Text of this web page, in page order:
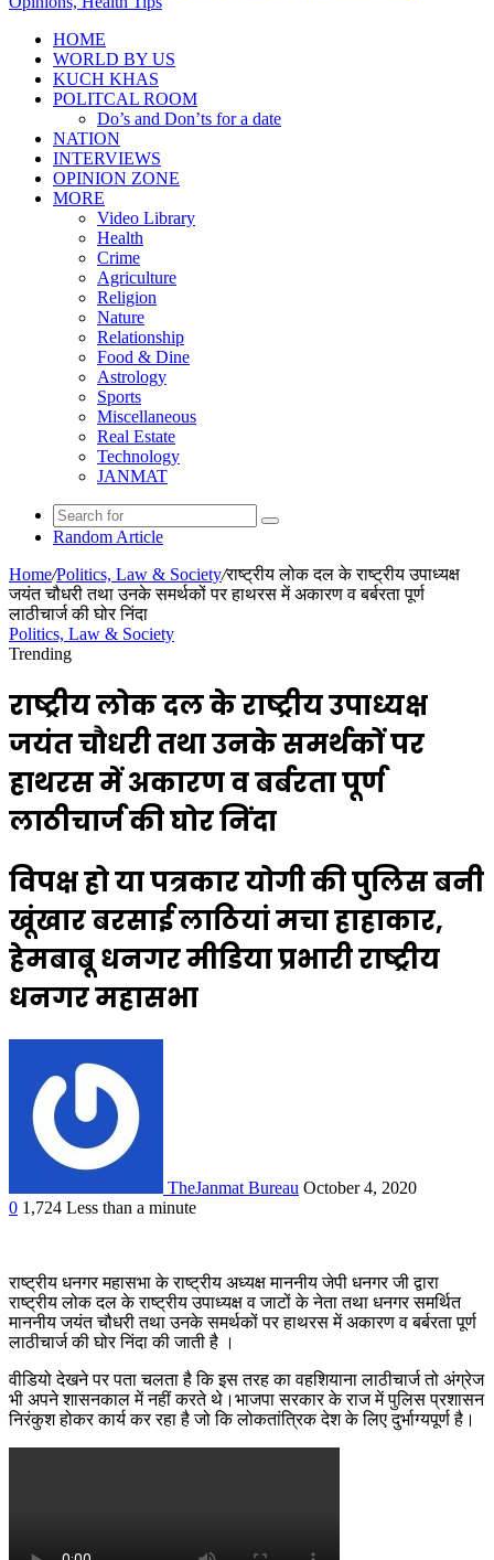
HOME
WORLD BY US
KUCH KHAS
POLITCAL ROOM
Do’s and Don’ts for a date
NATION
INTERVIEWS
OPINION ZONE
MORE
Video Library
Health
Crime
Agriculture
Religion
Nature
Relationship
Food & Dine
Astrology
Sports
Miscellaneous
Real Estate
Technology
JANMAT
Random Article
Home/Politics, Law & Society/राष्ट्रीय लोक दल के राष्ट्रीय उपाध्यक्ष
जयंत चौधरी तथा उनके समर्थकों पर हाथरस में अकारण व बर्बरता पूर्ण
लाठीचार्ज की घोर निंदा
Politics, Law & Society
Trending
राष्ट्रीय लोक दल के राष्ट्रीय उपाध्यक्ष
जयंत चौधरी तथा उनके समर्थकों पर
हाथरस में अकारण व बर्बरता पूर्ण
लाठीचार्ज की घोर निंदा
विपक्ष हो या पत्रकार योगी की पुलिस बनी
खूंखार बरसाई लाठियां मचा हाहाकार,
हेमबाबू धनगर मीडिया प्रभारी राष्ट्रीय
धनगर महासभा
TheJanmat Bureau October 4, 2020
0 1,724 Less than a minute
राष्ट्रीय धनगर महासभा के राष्ट्रीय अध्यक्ष माननीय जेपी धनगर जी द्वारा
राष्ट्रीय लोक दल के राष्ट्रीय उपाध्यक्ष व जाटों के नेता तथा धनगर समर्थित
माननीय जयंत चौधरी तथा उनके समर्थकों पर हाथरस में अकारण व बर्बरता पूर्ण
लाठीचार्ज की घोर निंदा की जाती है ।
वीडियो देखने पर पता चलता है कि इस तरह का वहशियाना लाठीचार्ज तो अंग्रेज
भी अपने शासनकाल में नहीं करते थे।भाजपा सरकार के राज में पुलिस प्रशासन
निरंकुश होकर कार्य कर रहा है जो कि लोकतांत्रिक देश के लिए दुर्भाग्यपूर्ण है।